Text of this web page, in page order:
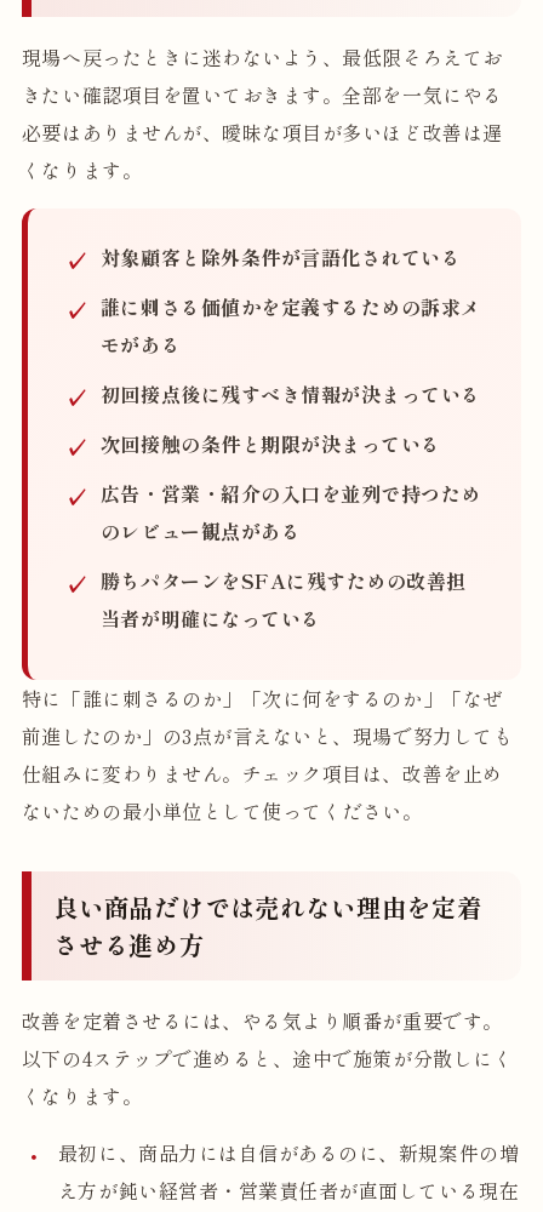
現場へ戻ったときに迷わないよう、最低限そろえてお
きたい確認項目を置いておきます。全部を一気にやる
必要はありませんが、曖昧な項目が多いほど改善は遅
くなります。
対象顧客と除外条件が言語化されている
誰に刺さる価値かを定義するための訴求メ
モがある
初回接点後に残すべき情報が決まっている
次回接触の条件と期限が決まっている
広告・営業・紹介の入口を並列で持つため
のレビュー観点がある
勝ちパターンをSFAに残すための改善担
当者が明確になっている
特に「誰に刺さるのか」「次に何をするのか」「なぜ
前進したのか」の3点が言えないと、現場で努力しても
仕組みに変わりません。チェック項目は、改善を止め
ないための最小単位として使ってください。
良い商品だけでは売れない理由を定着
させる進め方
改善を定着させるには、やる気より順番が重要です。
以下の4ステップで進めると、途中で施策が分散しにく
くなります。
最初に、商品力には自信があるのに、新規案件の増
え方が鈍い経営者・営業責任者が直面している現在